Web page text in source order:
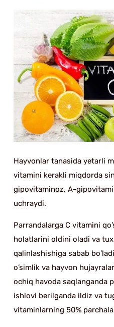
Hayvonlar tanasida yetarli
vitamini kerakli miqdorda
gipovitaminoz, A-
uchraydi.
Parrandalarga C vitamini
holatlarini oldini oladi va
qalinlashishiga sabab
o’simlik va hayvon
ochiq havoda saqlanganda
ishlovi berilganda ildiz va
vitaminlarning 50%